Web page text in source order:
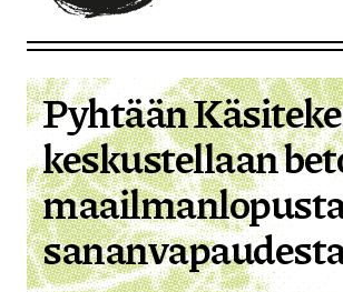
Pyhtään
keskustellaan